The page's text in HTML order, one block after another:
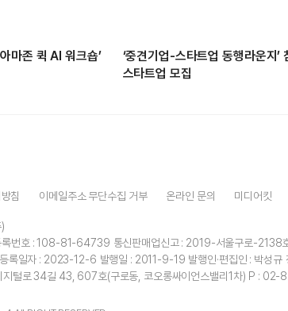
마존 퀵 AI 워크숍’
‘중견기업-스타트업 동행라운지’
스타트업 모집
침 이메일주소 무단수집 거부 온라인 문의 미디어킷
록번호 : 108-81-64739 통신판매업신고 : 2019-서울구로-2138
등록일자 : 2023-12-6 발행일 : 2011-9-19 발행인·편집인 : 박성규
지털로 34길 43, 607호(구로동, 코오롱싸이언스밸리1차) P : 02-